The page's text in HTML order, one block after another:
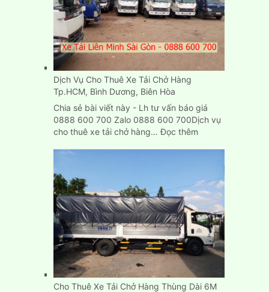
mới
chuyển
nhà
ở
đâu
TPHCM?
Dịch Vụ Cho Thuê Xe Tải Chở Hàng
Tp.HCM, Bình Dương, Biên Hòa
Chia sẻ bài viết này - Lh tư vấn báo giá
0888 600 700 Zalo 0888 600 700Dịch vụ
cho thuê xe tải chở hàng…Đọc thêm:
Thuê
Xe
Tải
Chở
Hàng
Tp.HCM,
Bình
Dương,
Biên
Hòa
Cho Thuê Xe Tải Chở Hàng Thùng Dài 6M